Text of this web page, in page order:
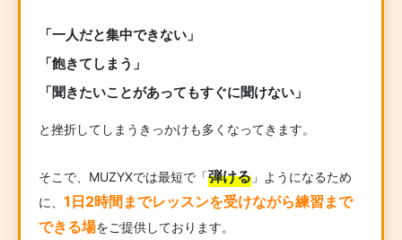
「一人だと集中できない」
「飽きてしまう」
「聞きたいことがあってもすぐに聞けない」
と挫折してしまうきっかけも多くなってきます。
そこで、MUZYXでは最短で「弾ける」ようになるため
に、 1日2時間までレッスンを受けながら練習まで
できる場をご提供しております。